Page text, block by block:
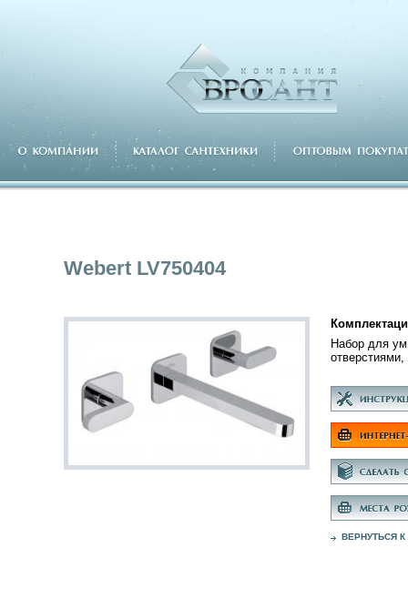
Webert LV750404
Набор для
отверстиями,
ВЕРНУТЬСЯ К